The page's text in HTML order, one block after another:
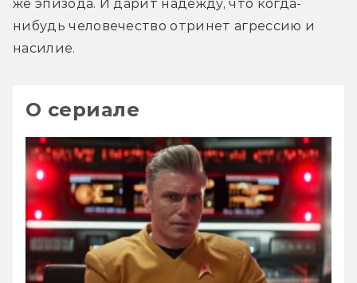
же эпизода. И дарит надежду, что когда-
нибудь человечество отринет агрессию и
насилие.
О сериале